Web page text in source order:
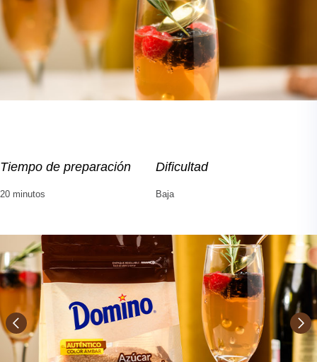
Tiempo de preparación
20 minutos
Dificultad
Baja